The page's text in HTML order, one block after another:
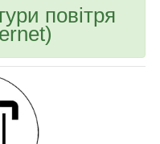
повітря